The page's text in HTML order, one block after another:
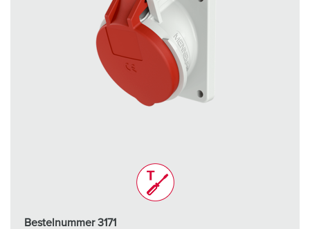
Bestelnummer 3171